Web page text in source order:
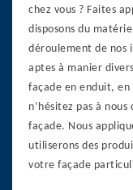
chez vous ? Faites
disposons du
déroulement de nos
aptes à manier
façade en enduit,
n’hésitez pas à
façade. Nous
utiliserons des
votre façade